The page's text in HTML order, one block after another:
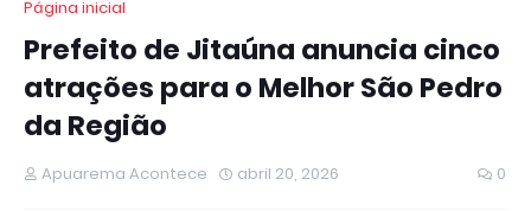
Página inicial
Prefeito de Jitaúna anuncia cinco
atrações para o Melhor São Pedro
da Região
Apuarema Acontece abril 20, 2026 0